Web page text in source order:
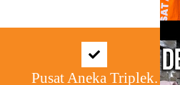
Pusat Aneka Triplek.